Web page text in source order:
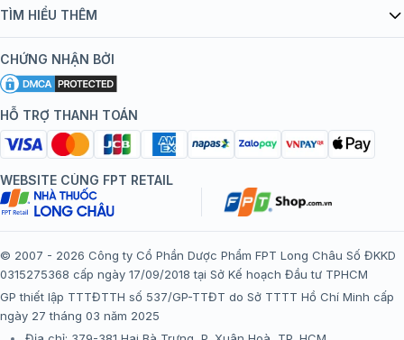
bán hàng
Chính sách nội dung
Chính sách bảo mật
Chính sách bảo mật dữ liệu cá nhân
Chính sách thanh toán
Chính sách đổi trả gói, mũi tiêm tại trung tâm tiêm chủng
FPT Long Châu
Thể lệ chương trình “Tích điểm nhận đặc quyền”
Danh mục vắc xin
Đội ngũ bác sĩ, chuyên gia
Hệ thống trung tâm tiêm chủng
TÌM HIỂU THÊM
Khuyến mãi
Tôi nên tiêm gì?
Tiêm chủng đi nước ngoài
CHỨNG NHẬN BỞI
HỖ TRỢ THANH TOÁN
WEBSITE CÙNG FPT RETAIL
© 2007 - 2026 Công ty Cổ Phần Dược Phẩm FPT Long Châu Số ĐKKD
0315275368 cấp ngày 17/09/2018 tại Sở Kế hoạch Đầu tư TPHCM
GP thiết lập TTTĐTTH số 537/GP-TTĐT do Sở TTTT Hồ Chí Minh cấp
ngày 27 tháng 03 năm 2025